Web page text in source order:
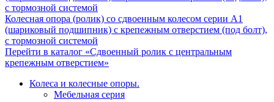
Колесная опора (ролик) со сдвоенным колесом серии А1
(шариковый подшипник) с крепежным отверстием (под болт),
с тормозной системой
Перейти в каталог «Сдвоенный ролик с центральным
крепежным отверстием»
Колеса и колесные опоры.
Мебельная серия